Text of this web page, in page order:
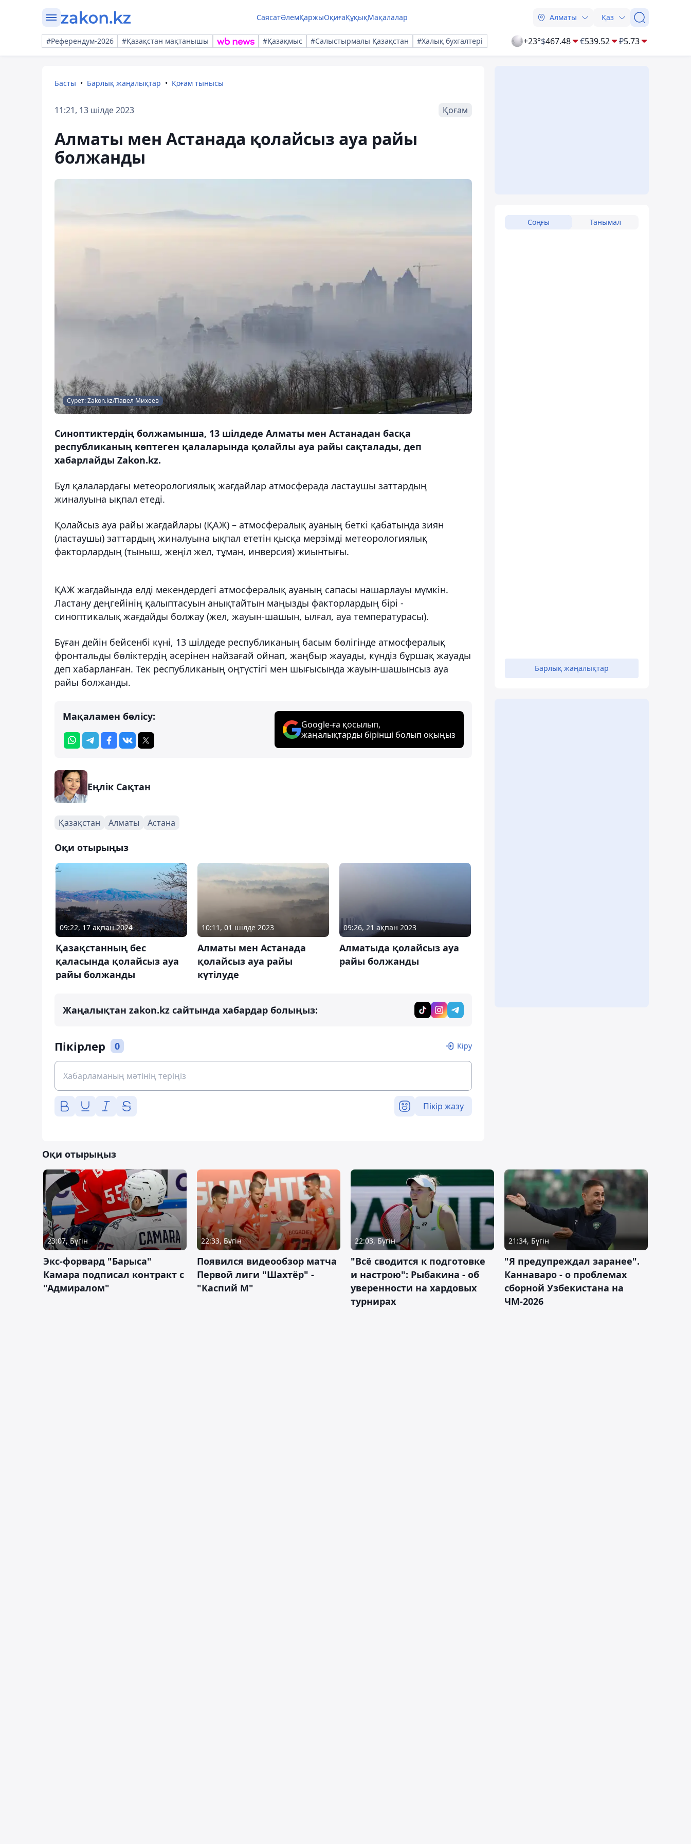
СаясатӘлемҚаржыОқиғаҚұқықМақалалар Алматы Қаз
#Референдум-2026 #Қазақстан мақтанышы #Қазақмыс #Салыстырмалы Қазақстан #Халық бухгалтері +23°$467.48 €539.52 ₽5.73
Басты Барлық жаңалықтар Қоғам тынысы
11:21, 13 шілде 2023 Қоғам
Алматы мен Астанада қолайсыз ауа райы
болжанды
Сурет: Zakon.kz/Павел Михеев
Синоптиктердің болжамынша, 13 шілдеде Алматы мен Астанадан басқа
республиканың көптеген қалаларында қолайлы ауа райы сақталады, деп
хабарлайды Zakon.kz.
Бұл қалалардағы метеорологиялық жағдайлар атмосферада ластаушы заттардың
жиналуына ықпал етеді.
Қолайсыз ауа райы жағдайлары (ҚАЖ) – атмосфералық ауаның беткі қабатында зиян
(ластаушы) заттардың жиналуына ықпал ететін қысқа мерзімді метеорологиялық
факторлардың (тыныш, жеңіл жел, тұман, инверсия) жиынтығы.
ҚАЖ жағдайында елді мекендердегі атмосфералық ауаның сапасы нашарлауы мүмкін.
Ластану деңгейінің қалыптасуын анықтайтын маңызды факторлардың бірі -
синоптикалық жағдайды болжау (жел, жауын-шашын, ылғал, ауа температурасы).
Бұған дейін бейсенбі күні, 13 шілдеде республиканың басым бөлігінде атмосфералық
фронтальды бөліктердің әсерінен найзағай ойнап, жаңбыр жауады, күндіз бұршақ жауады
деп хабарланған. Тек республиканың оңтүстігі мен шығысында жауын-шашынсыз ауа
райы болжанды.
Мақаламен бөлісу:
Google-ға қосылып,
жаңалықтарды бірінші болып оқыңыз
Еңлік Сақтан
Қазақстан Алматы Астана
Оқи отырыңыз
09:22, 17 ақпан 2024
Қазақстанның бес
қаласында қолайсыз ауа
райы болжанды
10:11, 01 шілде 2023
Алматы мен Астанада
қолайсыз ауа райы
күтілуде
09:26, 21 ақпан 2023
Алматыда қолайсыз ауа
райы болжанды
Жаңалықтан zakon.kz сайтында хабардар болыңыз:
Пікірлер 0 Кіру
Пікір жазу
Соңғы Танымал
Барлық жаңалықтар
Оқи отырыңыз
23:07, Бүгін
Экс-форвард "Барыса"
Камара подписал контракт с
"Адмиралом"
22:33, Бүгін
Появился видеообзор матча
Первой лиги "Шахтёр" -
"Каспий М"
22:03, Бүгін
"Всё сводится к подготовке
и настрою": Рыбакина - об
уверенности на хардовых
турнирах
21:34, Бүгін
"Я предупреждал заранее".
Каннаваро - о проблемах
сборной Узбекистана на
ЧМ-2026